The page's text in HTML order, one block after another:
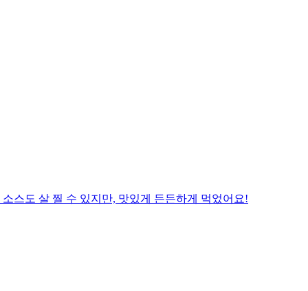
스도 살 찔 수 있지만, 맛있게 든든하게 먹었어요!